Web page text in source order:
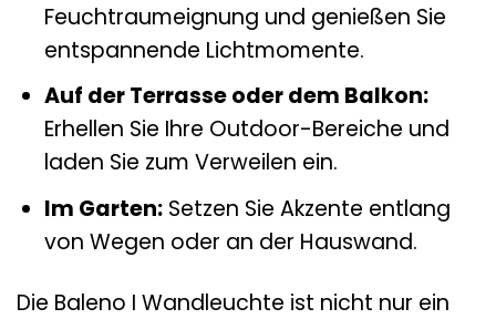
Feuchtraumeignung und genießen Sie
entspannende Lichtmomente.
Auf der Terrasse oder dem Balkon:
Erhellen Sie Ihre Outdoor-Bereiche und
laden Sie zum Verweilen ein.
Im Garten:Setzen Sie Akzente entlang
von Wegen oder an der Hauswand.
Die Baleno I Wandleuchte ist nicht nur ein